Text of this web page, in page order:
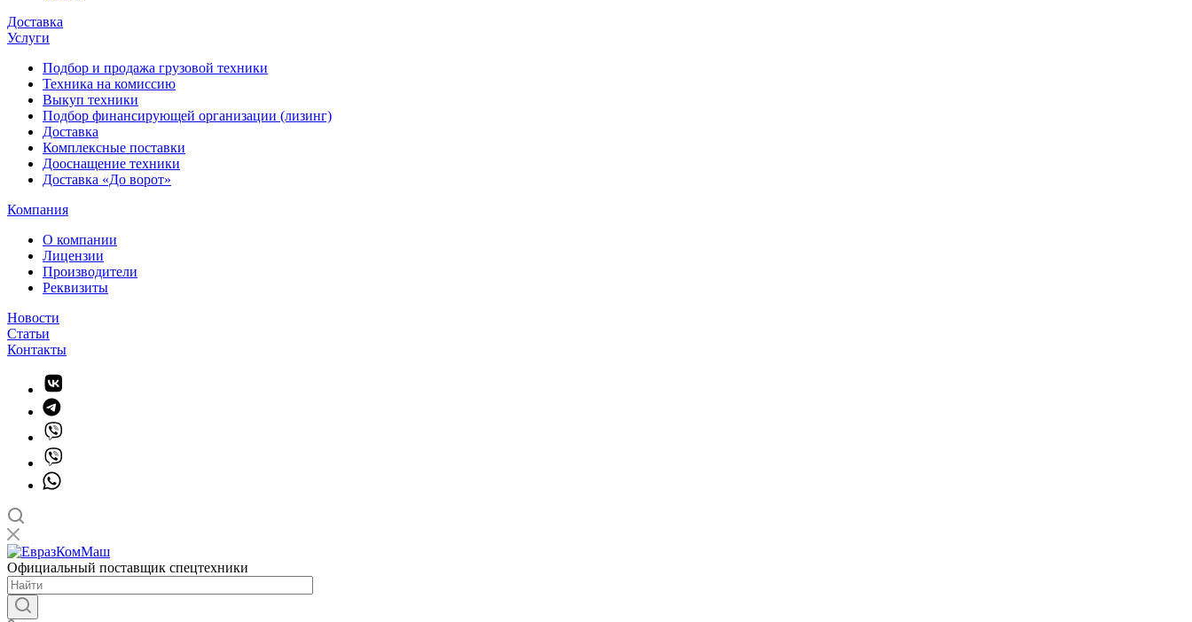
Доставка
Услуги
Подбор и продажа грузовой техники
Техника на комиссию
Выкуп техники
Подбор финансирующей организации (лизинг)
Доставка
Комплексные поставки
Дооснащение техники
Доставка «До ворот»
Компания
О компании
Лицензии
Производители
Реквизиты
Новости
Статьи
Контакты
Официальный поставщик спецтехники